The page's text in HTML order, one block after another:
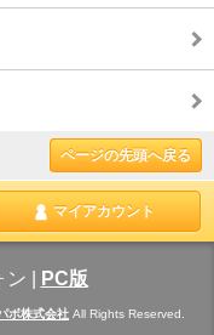
ページの先頭へ戻る
マイアカウント
ン PC版
ボ株式会社 All Rights Reserved.